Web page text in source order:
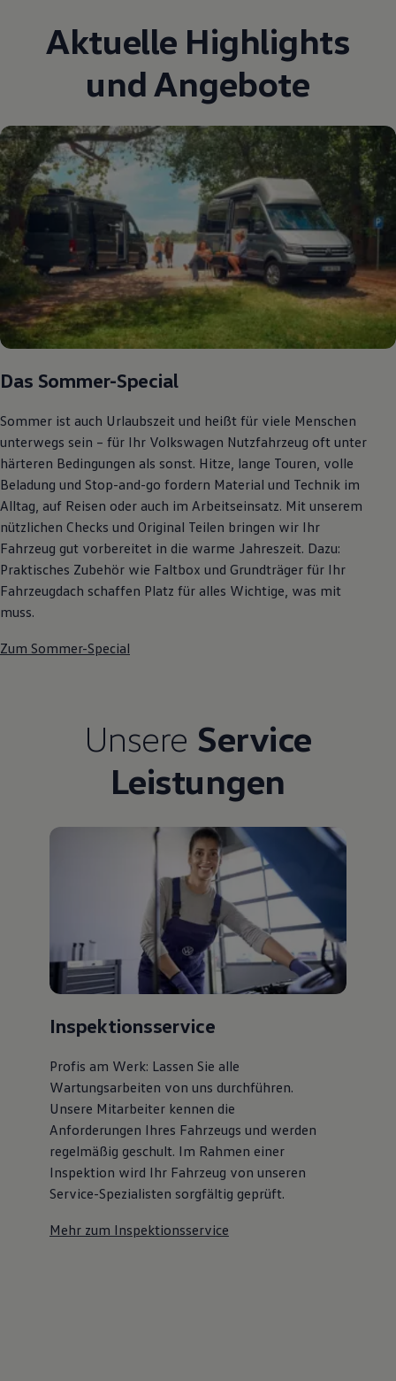
Aktuelle Highlights
und Angebote
Das Sommer-Special
Sommer ist auch Urlaubszeit und heißt für viele Menschen
unterwegs sein – für Ihr Volkswagen Nutzfahrzeug oft unter
härteren Bedingungen als sonst. Hitze, lange Touren, volle
Beladung und Stop-and-go fordern Material und Technik im
Alltag, auf Reisen oder auch im Arbeitseinsatz. Mit unserem
nützlichen Checks und Original Teilen bringen wir Ihr
Fahrzeug gut vorbereitet in die warme Jahreszeit. Dazu:
Praktisches Zubehör wie Faltbox und Grundträger für Ihr
Fahrzeugdach schaffen Platz für alles Wichtige, was mit
muss.
Zum Sommer-Special
Unsere Service
Leistungen
Inspektionsservice
Profis am Werk: Lassen Sie alle
Wartungsarbeiten von uns durchführen.
Unsere Mitarbeiter kennen die
Anforderungen Ihres Fahrzeugs und werden
regelmäßig geschult. Im Rahmen einer
Inspektion wird Ihr Fahrzeug von unseren
Service-Spezialisten sorgfältig geprüft.
Mehr zum Inspektionsservice